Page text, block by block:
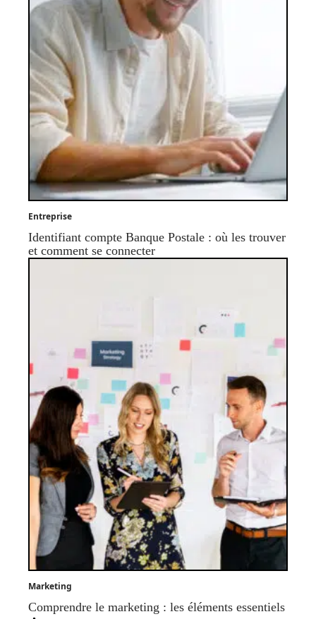
Entreprise
Identifiant compte Banque Postale : où les trouver
et comment se connecter
Marketing
Comprendre le marketing : les éléments essentiels